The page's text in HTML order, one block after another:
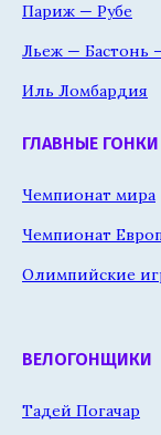
Париж — Рубе
Льеж — Бастонь
Иль Ломбардия
ГЛАВНЫЕ ГОНКИ
Чемпионат мира
Чемпионат
Олимпийские
ВЕЛОГОНЩИКИ
Тадей Погачар